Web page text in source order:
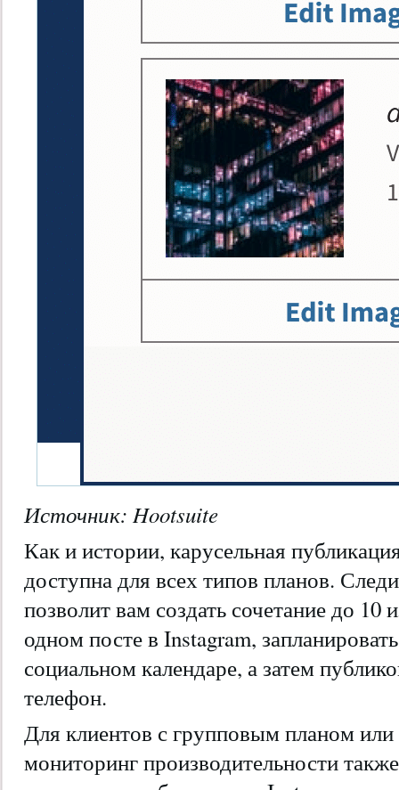
Источник: Hootsuite
Как и истории, карусельная
доступна для всех типов планов.
позволит вам создать сочетание до 10
одном посте в Instagram,
социальном календаре, а затем
телефон.
Для клиентов с групповым планом
мониторинг производительности